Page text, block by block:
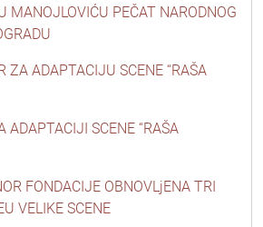
MANOJLOVIĆU PEČAT NARODNOG
ZA ADAPTACIJU SCENE “RAŠA
ADAPTACIJI SCENE “RAŠA
FONDACIJE OBNOVLjENA TRI
VELIKE SCENE